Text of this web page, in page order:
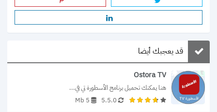
قد يعجبك أيضا
Ostora TV
هنا يمكنك تحميل برنامج الأسطورة تي في...
5.5.0
5 Mb